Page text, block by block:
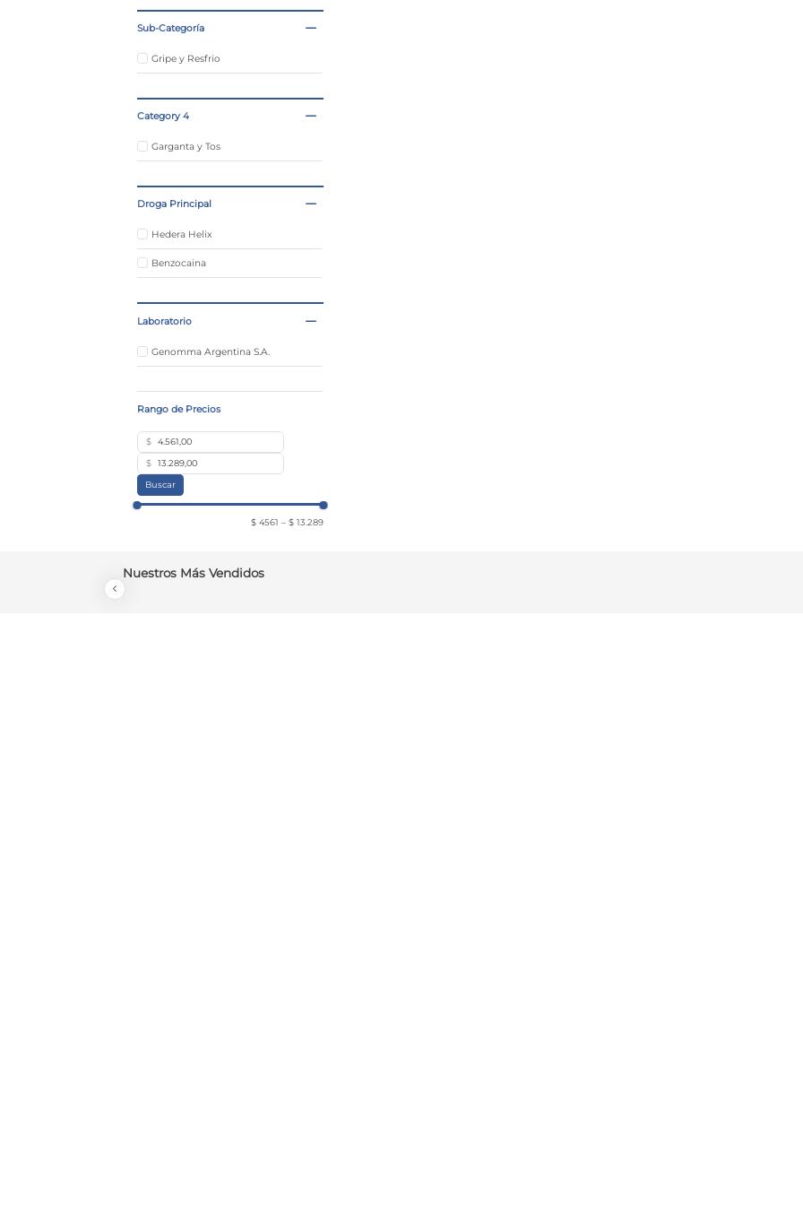
Sub-Categoría
Gripe y Resfrio
Category 4
Garganta y Tos
Droga Principal
Hedera Helix
Benzocaina
Laboratorio
Genomma Argentina S.A.
$
$
Buscar
$ 4561 – $ 13.289
Nuestros Más Vendidos